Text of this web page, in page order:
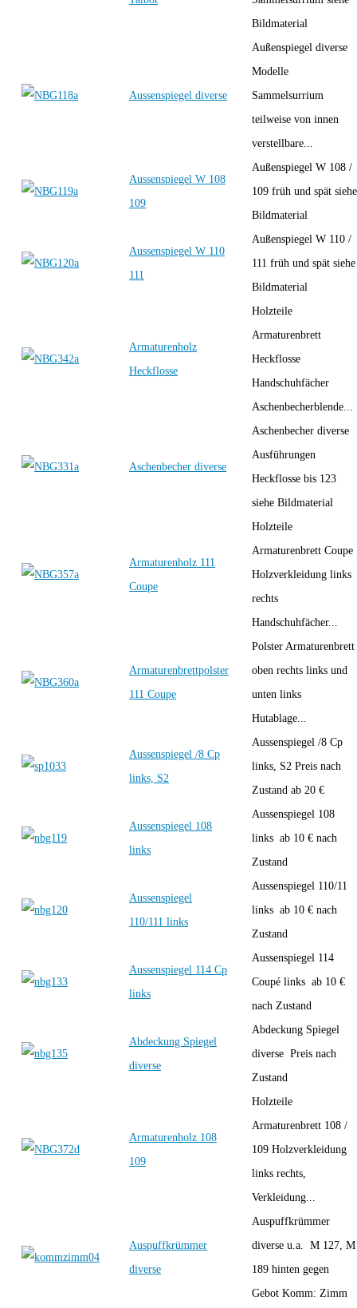
Bildmaterial
Aussenspiegel diverse
Außenspiegel diverse
Modelle
Sammelsurrium
teilweise von innen
verstellbare...
Aussenspiegel W 108
109
Außenspiegel W 108 /
109 früh und spät siehe
Bildmaterial
Aussenspiegel W 110
111
Außenspiegel W 110 /
111 früh und spät siehe
Bildmaterial
Armaturenholz
Heckflosse
Holzteile
Armaturenbrett
Heckflosse
Handschuhfächer
Aschenbecherblende...
Aschenbecher diverse
Aschenbecher diverse
Ausführungen
Heckflosse bis 123
siehe Bildmaterial
Armaturenholz 111
Coupe
Holzteile
Armaturenbrett Coupe
Holzverkleidung links
rechts
Handschuhfächer...
Armaturenbrettpolster
111 Coupe
Polster Armaturenbrett
oben rechts links und
unten links
Hutablage...
Aussenspiegel /8 Cp
links, S2
Aussenspiegel /8 Cp
links, S2 Preis nach
Zustand ab 20 €
Aussenspiegel 108
links
Aussenspiegel 108
links ab 10 € nach
Zustand
Aussenspiegel
110/111 links
Aussenspiegel 110/11
links ab 10 € nach
Zustand
Aussenspiegel 114 Cp
links
Aussenspiegel 114
Coupé links ab 10 €
nach Zustand
Abdeckung Spiegel
diverse
Abdeckung Spiegel
diverse Preis nach
Zustand
Armaturenholz 108
109
Holzteile
Armaturenbrett 108 /
109 Holzverkleidung
links rechts,
Verkleidung...
Auspuffkrümmer
diverse
Auspuffkrümmer
diverse u.a. M 127, M
189 hinten gegen
Gebot Komm: Zimm